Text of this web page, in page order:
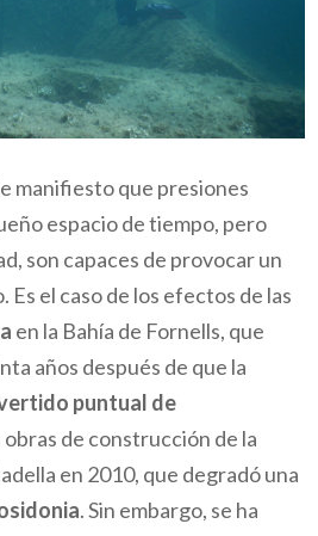
manifiesto que presiones
espacio de tiempo, pero
son capaces de provocar un
el caso de los efectos de las
en la Bahía de Fornells, que
años después de que la
puntual de
de construcción de la
en 2010, que degradó una
. Sin embargo, se ha